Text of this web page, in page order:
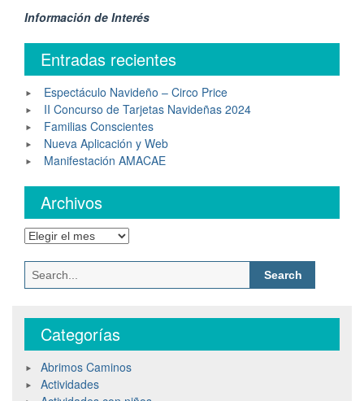
Información de Interés
Entradas recientes
Espectáculo Navideño – Circo Price
II Concurso de Tarjetas Navideñas 2024
Familias Conscientes
Nueva Aplicación y Web
Manifestación AMACAE
Archivos
Categorías
Abrimos Caminos
Actividades